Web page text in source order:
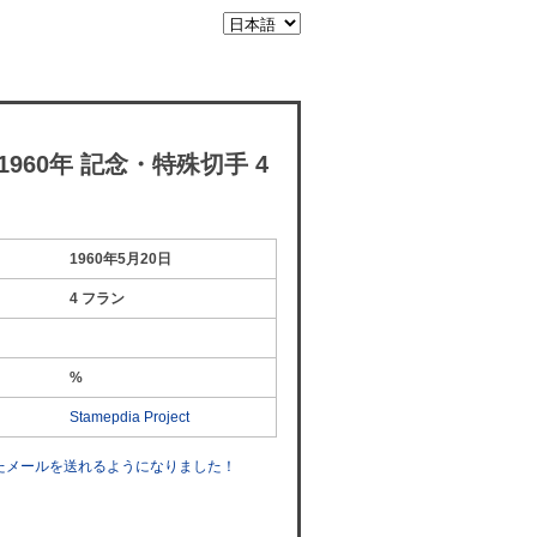
年 記念・特殊切手 4
1960年5月20日
4 フラン
%
Stamepdia Project
ールを送れるようになりました！